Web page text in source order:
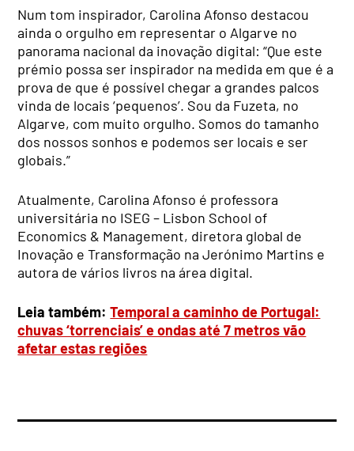
Num tom inspirador, Carolina Afonso destacou
ainda o orgulho em representar o Algarve no
panorama nacional da inovação digital: “Que este
prémio possa ser inspirador na medida em que é a
prova de que é possível chegar a grandes palcos
vinda de locais ‘pequenos’. Sou da Fuzeta, no
Algarve, com muito orgulho. Somos do tamanho
dos nossos sonhos e podemos ser locais e ser
globais.”
Atualmente, Carolina Afonso é professora
universitária no ISEG – Lisbon School of
Economics & Management, diretora global de
Inovação e Transformação na Jerónimo Martins e
autora de vários livros na área digital.
Leia também:Temporal a caminho de Portugal:
chuvas ‘torrenciais’ e ondas até 7 metros vão
afetar estas regiões